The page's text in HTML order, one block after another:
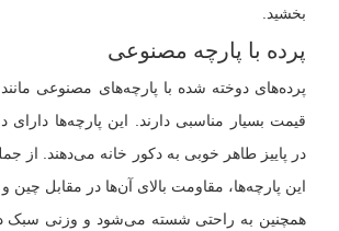
بخشید.
پرده با پارچه مصنوعی
پرده‌های دوخته شده با پارچه‌های مصنوعی مانند
قیمت بسیار مناسبی دارند. این پارچه‌ها دارای
در پاییز طاهر خوبی به دکور خانه می‌دهند. از
این پارچه‌ها، مقاومت بالای آن‌ها در مقابل
همچنین به راحتی شسته می‌شود و وزنی سبک